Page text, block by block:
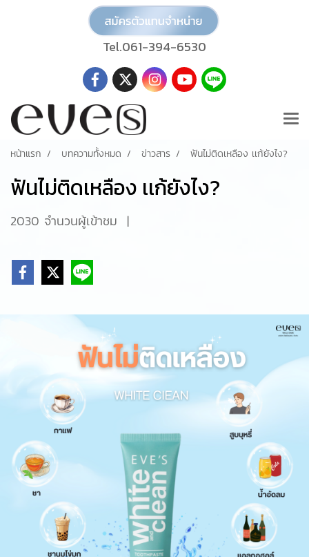
Tel.061-394-6530
หน้าแรก บทความทั้งหมด ข่าวสาร ฟันไม่ติดเหลือง เเก้ยังไง?
ฟันไม่ติดเหลือง เเก้ยังไง?
2030 จำนวนผู้เข้าชม |